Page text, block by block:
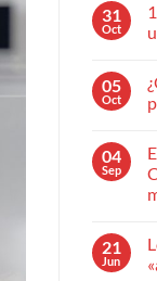
de
31
Oct
en
10
un
05
Oct
en
es
04
Sep
El
21
Jun